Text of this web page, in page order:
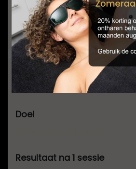
Iedereen met huidvragen
Microneedling